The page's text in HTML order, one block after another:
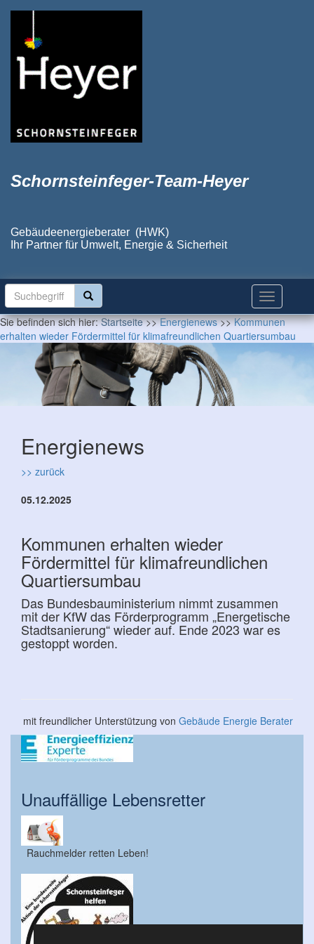
Schornsteinfeger-Team-Heyer
Gebäudeenergieberater (HWK)
Ihr Partner für Umwelt, Energie & Sicherheit
Sie befinden sich hier:Startseite>>Energienews>>Kommunen
erhalten wieder Fördermittel für klimafreundlichen Quartiersumbau
Energienews
>> zurück
05.12.2025
Kommunen erhalten wieder
Fördermittel für klimafreundlichen
Quartiersumbau
Das Bundesbauministerium nimmt zusammen
mit der KfW das Förderprogramm „Energetische
Stadtsanierung“ wieder auf. Ende 2023 war es
gestoppt worden.
mit freundlicher Unterstützung von Gebäude Energie Berater
Unauffällige Lebensretter
Rauchmelder retten Leben!